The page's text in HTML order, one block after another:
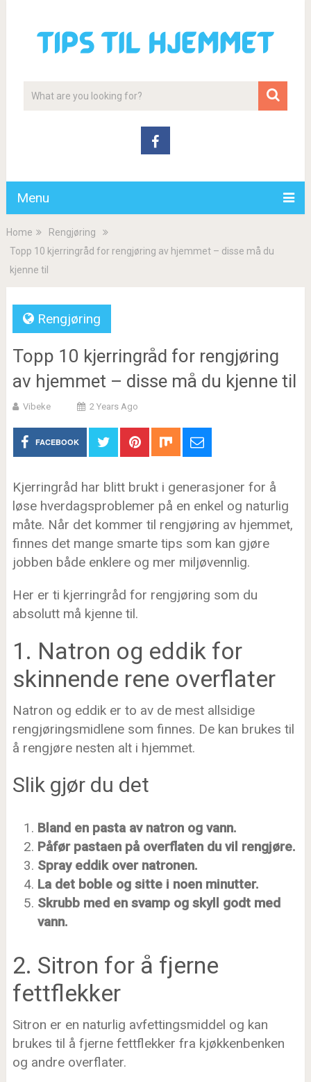
Menu
Home
Rengjøring
Topp 10 kjerringråd for rengjøring av hjemmet – disse må du
kjenne til
Rengjøring
Topp 10 kjerringråd for rengjøring
av hjemmet – disse må du kjenne til
Vibeke 2 Years Ago
FACEBOOK
Kjerringråd har blitt brukt i generasjoner for å
løse hverdagsproblemer på en enkel og naturlig
måte. Når det kommer til rengjøring av hjemmet,
finnes det mange smarte tips som kan gjøre
jobben både enklere og mer miljøvennlig.
Her er ti kjerringråd for rengjøring som du
absolutt må kjenne til.
1. Natron og eddik for
skinnende rene overflater
Natron og eddik er to av de mest allsidige
rengjøringsmidlene som finnes. De kan brukes til
å rengjøre nesten alt i hjemmet.
Slik gjør du det
Bland en pasta av natron og vann.
Påfør pastaen på overflaten du vil rengjøre.
Spray eddik over natronen.
La det boble og sitte i noen minutter.
Skrubb med en svamp og skyll godt med
vann.
2. Sitron for å fjerne
fettflekker
Sitron er en naturlig avfettingsmiddel og kan
brukes til å fjerne fettflekker fra kjøkkenbenken
og andre overflater.